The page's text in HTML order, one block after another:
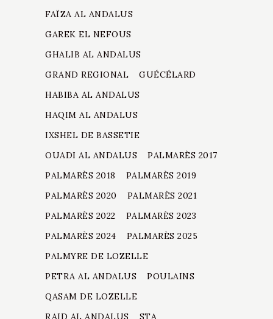
FAÏZA AL ANDALUS
GAREK EL NEFOUS
GHALIB AL ANDALUS
GRAND REGIONAL
GUÉCÉLARD
HABIBA AL ANDALUS
HAQIM AL ANDALUS
IXSHEL DE BASSETIE
OUADI AL ANDALUS
PALMARÈS 2017
PALMARÈS 2018
PALMARÈS 2019
PALMARÈS 2020
PALMARÈS 2021
PALMARÈS 2022
PALMARÈS 2023
PALMARÈS 2024
PALMARÈS 2025
PALMYRE DE LOZELLE
PETRA AL ANDALUS
POULAINS
QASAM DE LOZELLE
RAID AL ANDALUS
STA